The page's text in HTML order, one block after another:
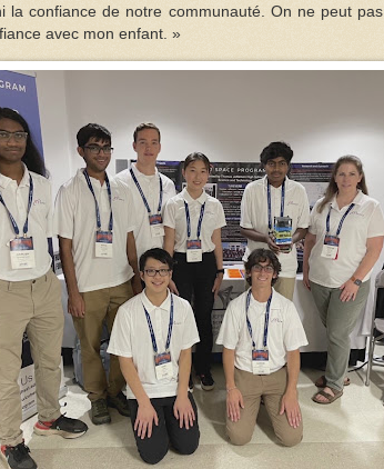
la confiance de notre communauté. On ne peut
avec mon enfant. »